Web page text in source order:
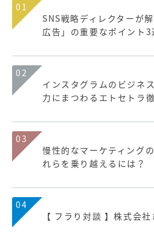
01
SNS戦略ディレクターが
広告」の重要なポイント3
02
インスタグラムのビジネ
力にまつわるエトセトラ
03
慢性的なマーケティング
れらを乗り越えるには？
04
【 フラり対談 】株式会